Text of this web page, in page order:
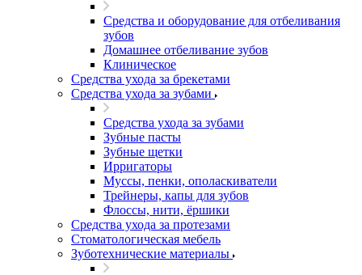
Средства и оборудование для отбеливания
зубов
Домашнее отбеливание зубов
Клиническое
Средства ухода за брекетами
Средства ухода за зубами
Средства ухода за зубами
Зубные пасты
Зубные щетки
Ирригаторы
Муссы, пенки, ополаскиватели
Трейнеры, капы для зубов
Флоссы, нити, ёршики
Средства ухода за протезами
Стоматологическая мебель
Зуботехнические материалы